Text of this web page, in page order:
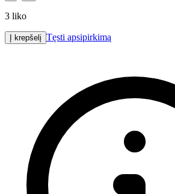
3 liko
Į krepšelį Tęsti apsipirkimą